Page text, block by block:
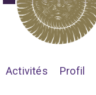
Activités Profil